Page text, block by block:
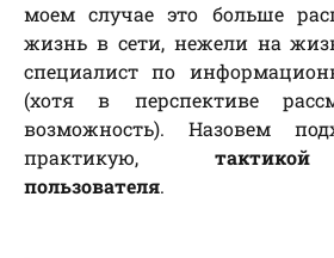
моем случае это больше
жизнь в сети, нежели на
специалист по
(хотя в перспективе
возможность). Назовем
практикую,
пользователя.